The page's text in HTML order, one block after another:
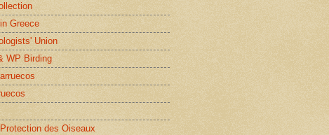
Greece
Union
WP Birding
des Oiseaux